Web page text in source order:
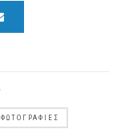
ΦΩΤΟΓΡΑΦΊΕΣ